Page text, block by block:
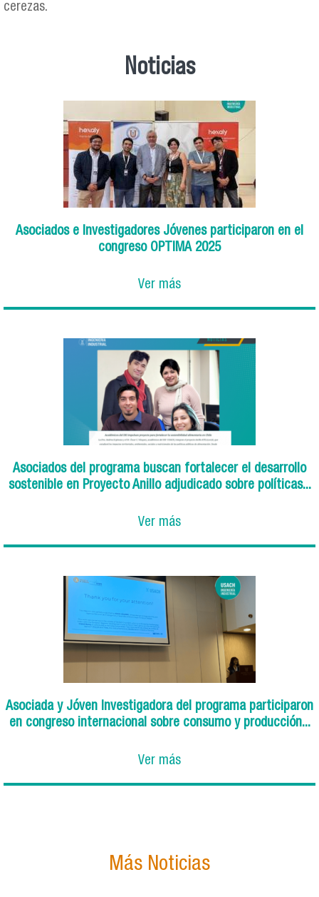
cerezas.
Noticias
Asociados e Investigadores Jóvenes participaron en el
congreso OPTIMA 2025
Ver más
Asociados del programa buscan fortalecer el desarrollo
sostenible en Proyecto Anillo adjudicado sobre políticas...
Ver más
Asociada y Jóven Investigadora del programa participaron
en congreso internacional sobre consumo y producción...
Ver más
Más Noticias